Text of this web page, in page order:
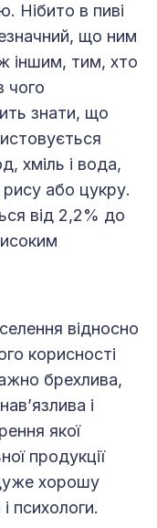
Нібито в пиві
що ним
іншим, тим, хто
чого
знати, що
хміль і вода,
або цукру.
від 2,2% до
відносно
корисності
брехлива,
і
якої
продукції
хорошу
психологи.